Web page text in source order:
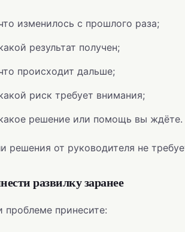
изменилось с прошлого раза;
результат получен;
происходит дальше;
риск требует внимания;
решение или помощь вы ждёте.
решения от руководителя не
развилку заранее
проблеме принесите: